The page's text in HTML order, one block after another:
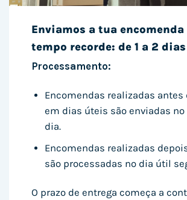
Enviamos a tua encomenda
tempo recorde: de 1 a 2
Processamento:
Encomendas realizadas antes
em dias úteis são enviadas
dia.
Encomendas realizadas
são processadas no dia útil
O prazo de entrega começa a